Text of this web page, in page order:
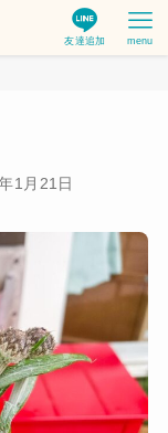
友達追加 menu
1月21日